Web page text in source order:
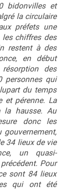
bidonvilles et
la circulaire
préfets une
chiffres des
restent à des
en début
des
personnes qui
du temps
et pérenne. La
la hausse. Au
donc les
gouvernement,
34 lieux de vie
un quasi-
Pour
sont 84 lieux
qui ont été